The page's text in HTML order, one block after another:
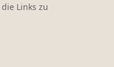
Links zu